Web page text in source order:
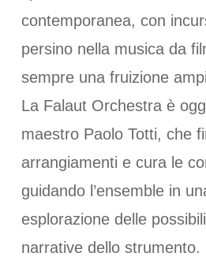
contemporanea, con
persino nella musica da
sempre una fruizione
La Falaut Orchestra è
maestro Paolo Totti, che
arrangiamenti e cura le
guidando l’ensemble in
esplorazione delle
narrative dello strumento.